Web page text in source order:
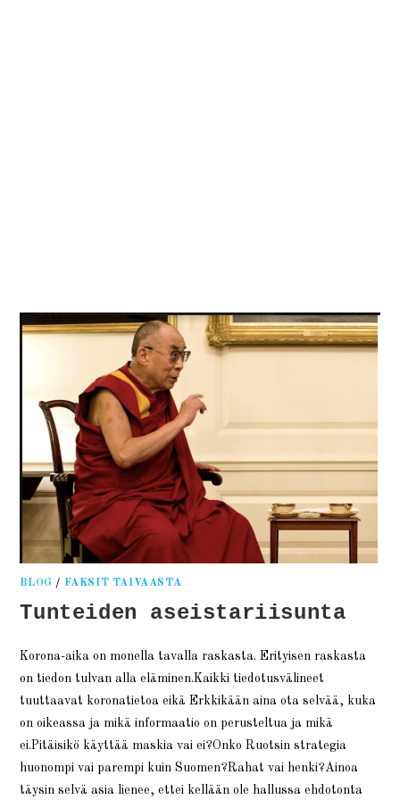
BLOG / FAKSIT TAIVAASTA
Tunteiden aseistariisunta
Korona-aika on monella tavalla raskasta. Erityisen raskasta
on tiedon tulvan alla eläminen.Kaikki tiedotusvälineet
tuuttaavat koronatietoa eikä Erkkikään aina ota selvää, kuka
on oikeassa ja mikä informaatio on perusteltua ja mikä
ei.Pitäisikö käyttää maskia vai ei?Onko Ruotsin strategia
huonompi vai parempi kuin Suomen?Rahat vai henki?Ainoa
täysin selvä asia lienee, ettei kellään ole hallussa ehdotonta